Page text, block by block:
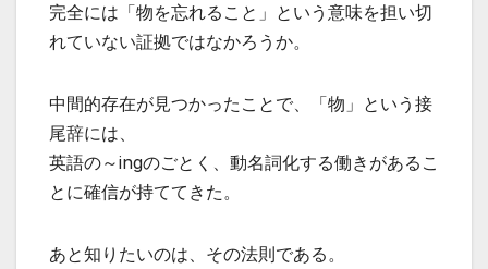
完全には「物を忘れること」という意味を担い切
れていない証拠ではなかろうか。
中間的存在が見つかったことで、「物」という接
尾辞には、
英語の～ingのごとく、動名詞化する働きがあるこ
とに確信が持ててきた。
あと知りたいのは、その法則である。